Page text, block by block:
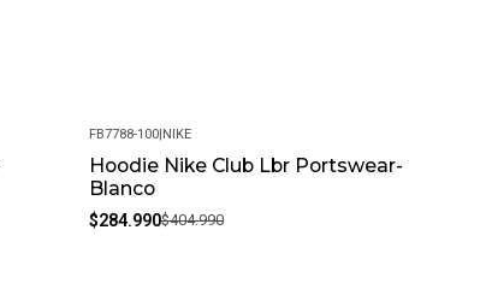
-30%
FB7788-100|NIKE
Hoodie Nike Club Lbr Portswear-
Blanco
$284.990$404.990